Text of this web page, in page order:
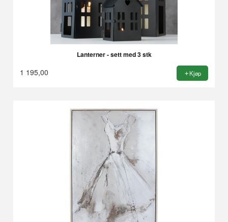
Lanterner - sett med 3 stk
1 195,00 Kjøp